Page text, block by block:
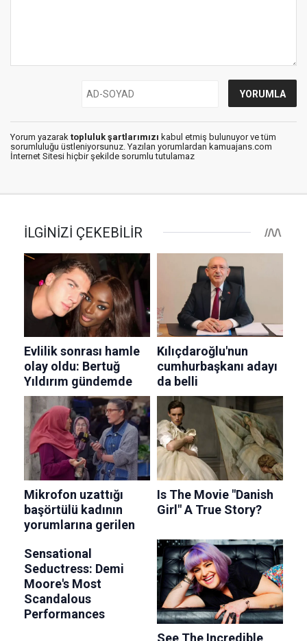
Yorum yazarak topluluk şartlarımızı kabul etmiş bulunuyor ve tüm
sorumluluğu üstleniyorsunuz. Yazılan yorumlardan kamuajans.com
İnternet Sitesi hiçbir şekilde sorumlu tutulamaz